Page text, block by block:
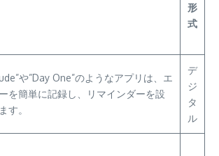
形
式
や”Day One”のようなアプリは、エ
を簡単に記録し、リマインダーを設
す。
デ
ジ
タ
ル